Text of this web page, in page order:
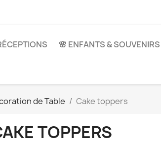
🌸 ENFANTS & SOUVENIRS
de Table Cake toppers
TOPPERS